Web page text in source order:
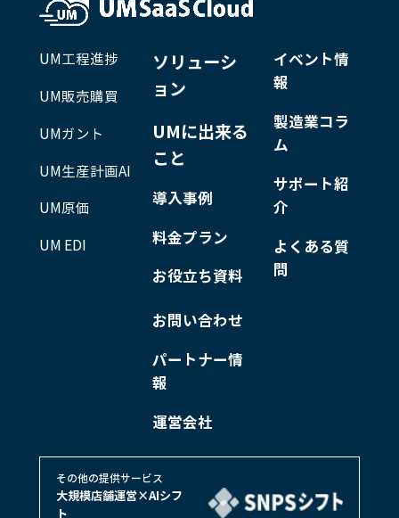
UM工程進捗
UM販売購買
UMガント
UM生産計画AI
UM原価
UM EDI
ソリューシ
ョン
UMに出来る
こと
導入事例
料金プラン
お役立ち資料
イベント情
報
製造業コラ
ム
サポート紹
介
よくある質
問
お問い合わせ
パートナー情
報
運営会社
その他の提供サービス
大規模店舗運営×AIシフ